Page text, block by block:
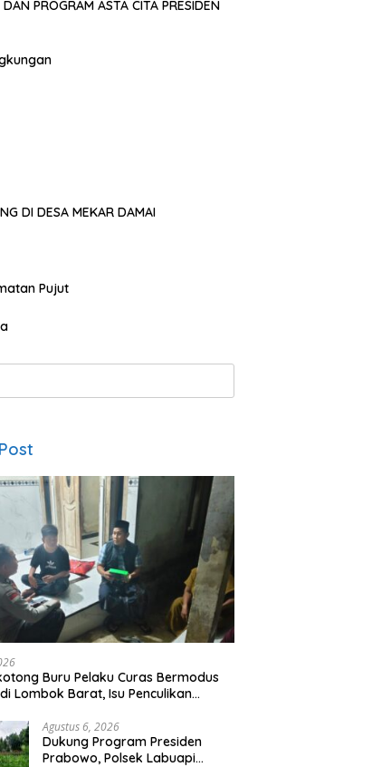
PROGRAM ASTA CITA PRESIDEN
DI DESA MEKAR DAMAI
Pujut
Buru Pelaku Curas Bermodus
Lombok Barat, Isu Penculikan
Agustus 6, 2026
Dukung Program Presiden
Prabowo, Polsek Labuapi